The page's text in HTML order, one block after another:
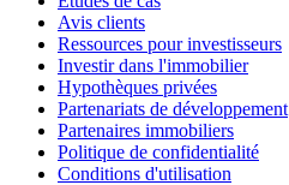
Avis clients
Ressources pour investisseurs
Investir dans l'immobilier
Hypothèques privées
Partenariats de développement
Partenaires immobiliers
Politique de confidentialité
Conditions d'utilisation